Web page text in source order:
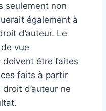
seulement non
également à
d’auteur. Le
vue
doivent être faites
faits à partir
d’auteur ne